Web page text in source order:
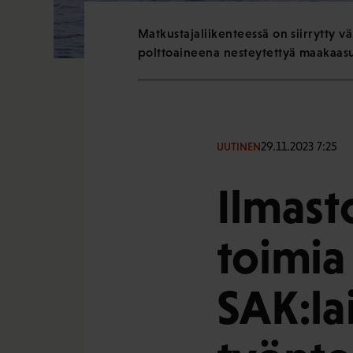
Matkustajaliikenteessä on siirrytty
polttoaineena nesteytettyä
UUTINEN29.11.2023 7:25